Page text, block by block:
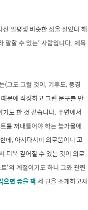
일평생 비슷한 삶을 살았다 해
말할 수 있는’ 사람입니다. 제목
(그도 그럴 것이, 기후도, 풍경
문에 작정하고 그런 문구를 만
도 한 것 같습니다. 주변에서
를 꺼내들어야 하는 늦가을에
데, 아시다시피 외로움이니 고
더욱 깊어질 수 있는 것이 외로
‘의 계절이기도 하니 그와 관련
으면 좋을 책세 권을 소개하고자